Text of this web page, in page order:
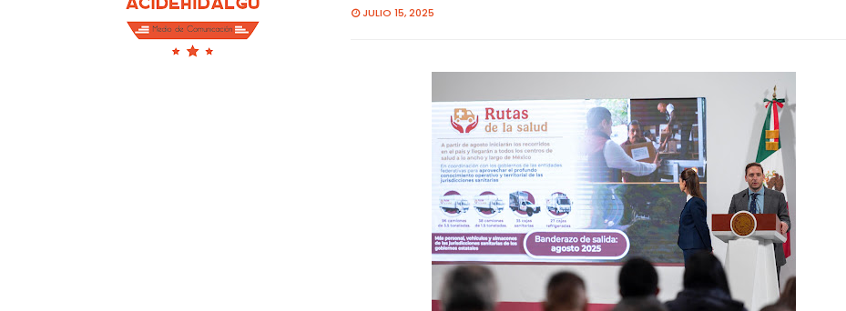
JULIO 15, 2025